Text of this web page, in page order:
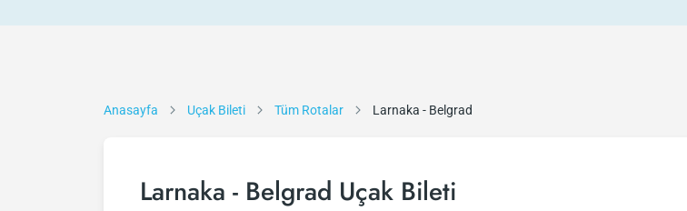
Anasayfa Uçak Bileti Tüm Rotalar Larnaka - Belgrad
Larnaka - Belgrad Uçak Bileti